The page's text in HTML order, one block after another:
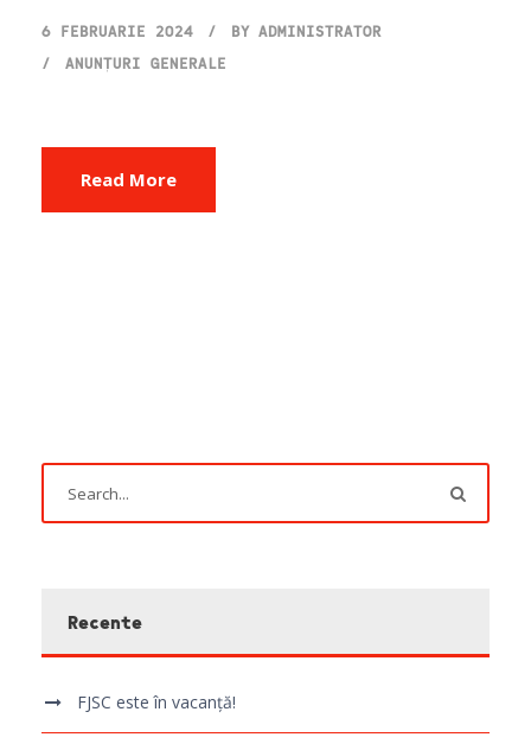
6 FEBRUARIE 2024 BY ADMINISTRATOR
ANUNȚURI GENERALE
Read More
Recente
FJSC este în vacanță!